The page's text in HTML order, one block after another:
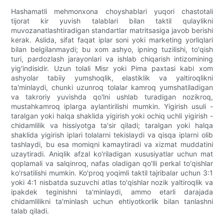
Hashamatli mehmonxona choyshablari yuqori chastotali
tijorat kir yuvish talablari bilan taktil qulaylikni
muvozanatlashtiradigan standartlar matritsasiga javob berishi
kerak. Aslida, sifat faqat iplar soni yoki marketing yorliqlari
bilan belgilanmaydi; bu xom ashyo, ipning tuzilishi, to'qish
turi, pardozlash jarayonlari va ishlab chiqarish intizomining
yig'indisidir. Uzun tolali Misr yoki Pima paxtasi kabi xom
ashyolar tabiiy yumshoqlik, elastiklik va yaltiroqlikni
ta'minlaydi, chunki uzunroq tolalar kamroq yumshatiladigan
va takroriy yuvishda qo'lni ushlab turadigan nozikroq,
mustahkamroq iplarga aylantirilishi mumkin. Yigirish usuli -
taralgan yoki halqa shaklida yigirish yoki ochiq uchli yigirish -
chidamlilik va hissiyotga ta'sir qiladi; taralgan yoki halqa
shaklida yigirish iplari tolalarni tekislaydi va qisqa iplarni olib
tashlaydi, bu esa momiqni kamaytiradi va xizmat muddatini
uzaytiradi. Aniqlik afzal ko'riladigan xususiyatlar uchun mat
qoplamali va salqinroq, nafas oladigan qo'lli perkal to'qishlar
ko'rsatilishi mumkin. Ko'proq yoqimli taktil tajribalar uchun 3:1
yoki 4:1 nisbatda suzuvchi atlas to'qishlar nozik yaltiroqlik va
ipakdek teginishni ta'minlaydi, ammo etarli darajada
chidamlilikni ta'minlash uchun ehtiyotkorlik bilan tanlashni
talab qiladi.